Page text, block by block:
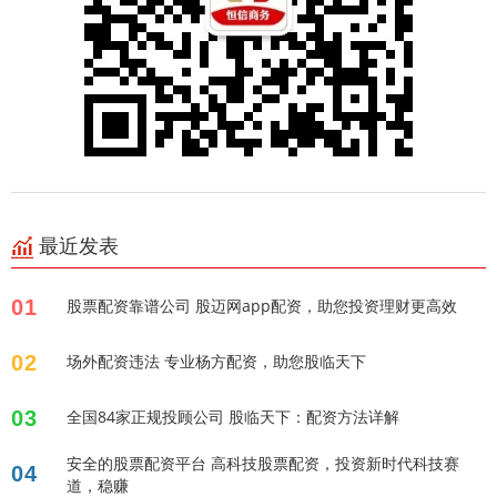
最近发表
01 股票配资靠谱公司 股迈网app配资，助您投资理财更高效
02 场外配资违法 专业杨方配资，助您股临天下
03 全国84家正规投顾公司 股临天下：配资方法详解
04
安全的股票配资平台 高科技股票配资，投资新时代科技赛
道，稳赚